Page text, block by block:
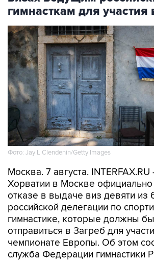
гимнасткам для участия
Фото: Jay L Clendenin/Getty Images
Москва. 7 августа.
Хорватии в Москве
отказе в выдаче виз девяти из
российской делегации по
гимнастике, которые должны
отправиться в Загреб для
чемпионате Европы. Об этом
служба Федерации гимнастики